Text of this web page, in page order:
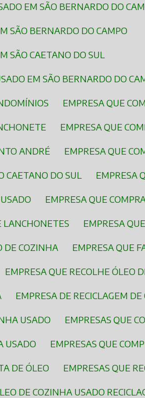
EM SÃO BERNARDO DO
SÃO BERNARDO DO CAMPO
SÃO CAETANO DO SUL
EM SÃO BERNARDO DO
EMPRESA QUE
EMPRESA QUE
ANDRÉ EMPRESA QUE
CAETANO DO SUL EMPRESA
EMPRESA QUE
LANCHONETES EMPRESA
DE COZINHA EMPRESA QUE
EMPRESA QUE RECOLHE ÓLEO
EMPRESA DE RECICLAGEM
USADO EMPRESAS QUE
USADO EMPRESAS QUE
DE ÓLEO EMPRESAS QUE
ÓLEO DE COZINHA USADO